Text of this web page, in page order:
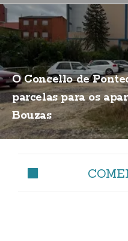
O Concello de
parcelas para os
Bouzas